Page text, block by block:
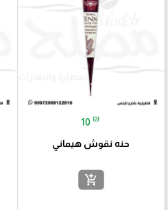
10 ₪
حنه نقوش هيماني
add_shopping_cart